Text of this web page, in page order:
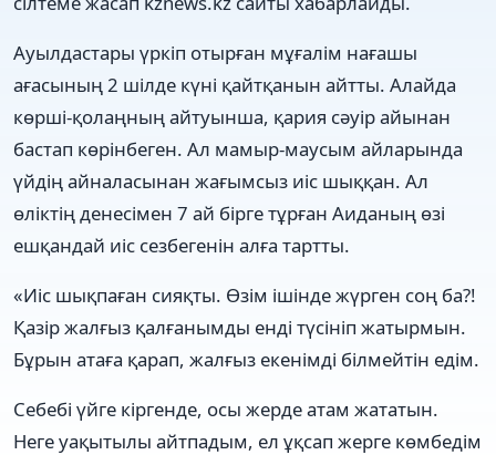
Ауылдастары үркіп отырған мұғалім нағашы
ағасының 2 шілде күні қайтқанын айтты. Алайда
көрші-қолаңның айтуынша, қария сәуір айынан
бастап көрінбеген. Ал мамыр-маусым айларында
үйдің айналасынан жағымсыз иіс шыққан. Ал
өліктің денесімен 7 ай бірге тұрған Аиданың өзі
ешқандай иіс сезбегенін алға тартты.
«Иіс шықпаған сияқты. Өзім ішінде жүрген соң ба?!
Қазір жалғыз қалғанымды енді түсініп жатырмын.
Бұрын атаға қарап, жалғыз екенімді білмейтін едім.
Себебі үйге кіргенде, осы жерде атам жататын.
Неге уақытылы айтпадым, ел ұқсап жерге көмбедім